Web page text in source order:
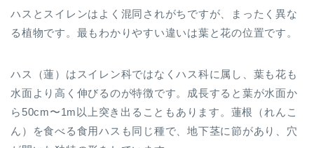
ハスとスイレンはよく混同されがちですが、まったく異な
る植物です。最もわかりやすい違いは葉と花の位置です。
ハス（蓮）はスイレン科ではなくハス科に属し、葉も花も
水面より高く伸びるのが特徴です。成長すると葉が水面か
ら50cm〜1m以上突き出ることもあります。蓮根（れんこ
ん）を食べる食用ハスも同じ種で、地下茎に節があり、穴